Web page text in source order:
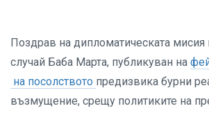
Поздрав на дипломатическата
случай Баба Марта, публикуван на
на посолството предизвика бурни
възмущение, срещу политиките на